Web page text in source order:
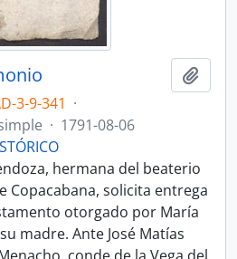
3-9-341 ·
· 1791-08-06
hermana del beaterio
Copacabana, solicita entrega
otorgado por María
madre. Ante José Matías